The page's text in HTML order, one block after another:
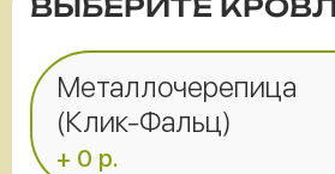
ВЫБЕРИТЕ
Металлочерепица
(Клик-Фальц)
+ 0 р.